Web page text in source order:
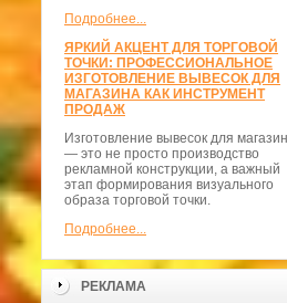
Подробнее...
ЯРКИЙ АКЦЕНТ ДЛЯ ТОРГОВОЙ
ТОЧКИ: ПРОФЕССИОНАЛЬНОЕ
ИЗГОТОВЛЕНИЕ ВЫВЕСОК ДЛЯ
МАГАЗИНА КАК ИНСТРУМЕНТ
ПРОДАЖ
Изготовление вывесок для
— это не просто производство
рекламной конструкции, а важный
этап формирования визуального
образа торговой точки.
Подробнее...
РЕКЛАМА